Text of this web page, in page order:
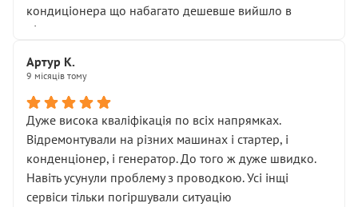
кондиціонера що набагато дешевше вийшло в
підсумку.
Артур К.
9 місяців тому
Дуже висока кваліфікація по всіх напрямках.
Відремонтували на різних машинах і стартер, і
конденціонер, і генератор. До того ж дуже швидко.
Навіть усунули проблему з проводкою. Усі інщі
сервіси тільки погіршували ситуацію